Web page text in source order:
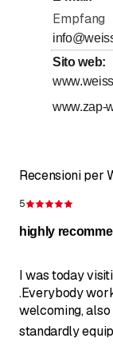
Sabato
Domenica
Empfang
Sito web:
www.zap-
Recensioni per
5
highly
I was today
.Everybody
welcoming,
standardly